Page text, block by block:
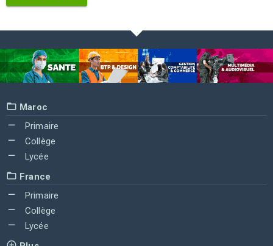
Maroc
Primaire
Collège
Lycée
France
Primaire
Collège
Lycée